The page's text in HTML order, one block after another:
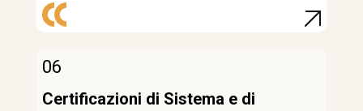
06
Certificazioni di Sistema e di